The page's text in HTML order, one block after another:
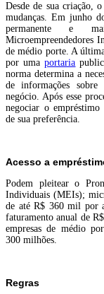
Desde de sua criação,
mudanças. Em junho
permanente e
Microempreendedores
de médio porte. A
por umaportaria
norma determina a
de informações
negócio. Após esse
negociar o
de sua preferência.
Acesso a
Podem pleitear o
Individuais (MEIs);
de até R$ 360 mil por
faturamento anual de
empresas de médio
300 milhões.
Regras